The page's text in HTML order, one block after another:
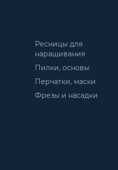
Ресницы для
наращивания
Пилки, основы
Перчатки, маски
Фрезы и насадки